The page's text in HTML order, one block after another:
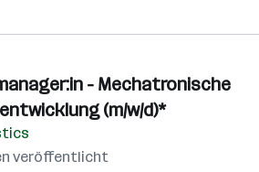
- Mechatronische
(m/w/d)*
veröffentlicht